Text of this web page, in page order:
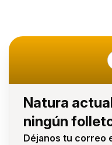
Natura
ningún
Déjanos tu correo